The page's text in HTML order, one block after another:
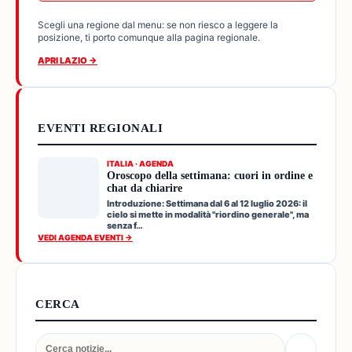
Scegli una regione dal menu: se non riesco a leggere la
posizione, ti porto comunque alla pagina regionale.
APRI LAZIO →
EVENTI REGIONALI
ITALIA · AGENDA
Oroscopo della settimana: cuori in ordine e
chat da chiarire
Introduzione: Settimana dal 6 al 12 luglio 2026: il
cielo si mette in modalità "riordino generale", ma
senza f…
VEDI AGENDA EVENTI →
CERCA